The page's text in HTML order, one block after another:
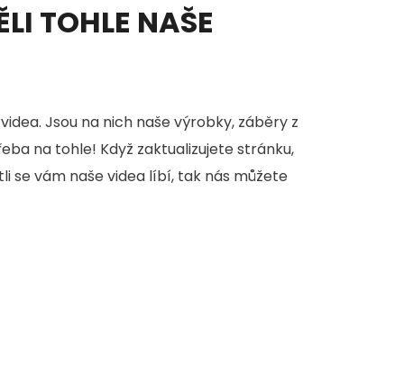
TOHLE NAŠE
Jsou na nich naše výrobky, záběry z
na tohle! Když zaktualizujete stránku,
se vám naše videa líbí, tak nás můžete